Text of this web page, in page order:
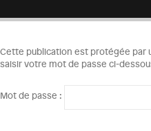
Cette publication est protégée par
saisir votre mot de passe ci-
Mot de passe :